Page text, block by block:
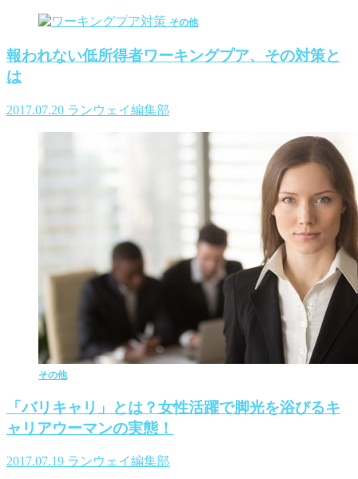
その他
報われない低所得者ワーキングプア、その対策と
は
2017.07.20 ランウェイ編集部
その他
「バリキャリ」とは？女性活躍で脚光を浴びるキ
ャリアウーマンの実態！
2017.07.19 ランウェイ編集部